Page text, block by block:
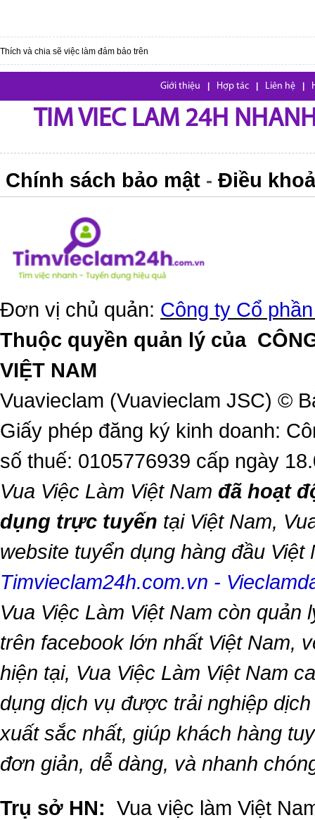
Thích và chia sẽ việc làm đảm bảo trên
Giới thiệu Hợp tác Liên hệ
TIM VIEC LAM 24H
Chính sách bảo mật - Điều
Đơn vị chủ quản: Công ty Cổ
Thuộc quyền quản lý của
VIỆT NAM
Vuavieclam (Vuavieclam JSC) ©
Giấy phép đăng ký kinh doanh:
số thuế: 0105776939 cấp ngày
Vua Việc Làm Việt Nam đã hoạt
dụng trực tuyến tại Việt Nam,
website tuyển dụng hàng đầu
Timvieclam24h.com.vn -
Vua Việc Làm Việt Nam còn quản
trên facebook lớn nhất Việt Nam,
hiện tại, Vua Việc Làm Việt Nam
dụng dịch vụ được trải nghiệp
xuất sắc nhất, giúp khách hàng
đơn giản, dễ dàng, và nhanh
Trụ sở HN: Vua việc làm Việt